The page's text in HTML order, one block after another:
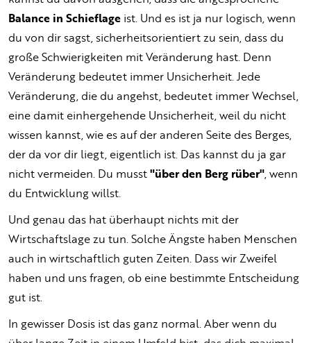
Balance in Schieflage ist. Und es ist ja nur logisch, wenn
du von dir sagst, sicherheitsorientiert zu sein, dass du
große Schwierigkeiten mit Veränderung hast. Denn
Veränderung bedeutet immer Unsicherheit. Jede
Veränderung, die du angehst, bedeutet immer Wechsel,
eine damit einhergehende Unsicherheit, weil du nicht
wissen kannst, wie es auf der anderen Seite des Berges,
der da vor dir liegt, eigentlich ist. Das kannst du ja gar
nicht vermeiden. Du musst"über den Berg rüber" , wenn
du Entwicklung willst.
Und genau das hat überhaupt nichts mit der
Wirtschaftslage zu tun. Solche Ängste haben Menschen
auch in wirtschaftlich guten Zeiten. Dass wir Zweifel
haben und uns fragen, ob eine bestimmte Entscheidung
gut ist.
In gewisser Dosis ist das ganz normal. Aber wenn du